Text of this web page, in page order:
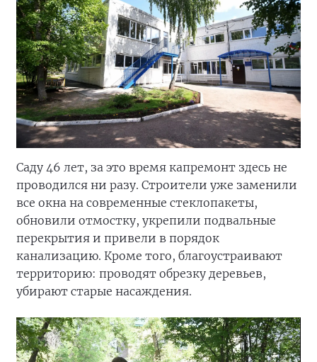
Саду 46 лет, за это время капремонт здесь не
проводился ни разу. Строители уже заменили
все окна на современные стеклопакеты,
обновили отмостку, укрепили подвальные
перекрытия и привели в порядок
канализацию. Кроме того, благоустраивают
территорию: проводят обрезку деревьев,
убирают старые насаждения.